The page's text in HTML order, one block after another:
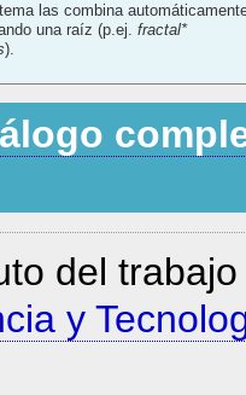
las combina
con un AND. Use * para buscar usando una raíz (p.ej.fractal*
).
del
y